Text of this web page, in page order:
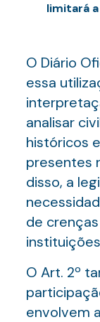
limitará
O Diário
essa
analisar
históricos
presentes
disso, a
de
O Art. 2º
envolvem